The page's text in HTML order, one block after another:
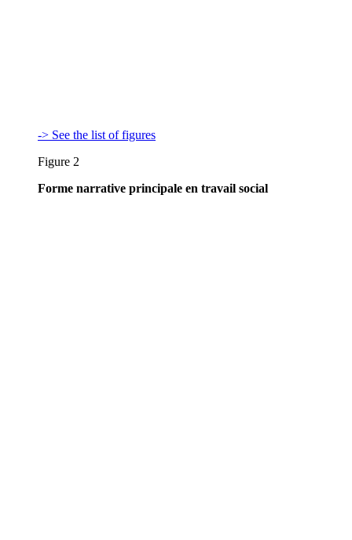
-> See the list of figures
Figure 2
Forme narrative principale en travail social